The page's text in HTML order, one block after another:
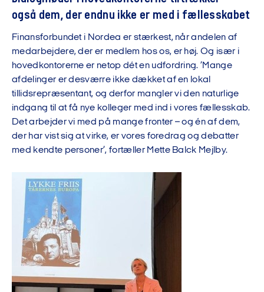
også dem, der endnu ikke er med i fællesskabet
Finansforbundet i Nordea er stærkest, når andelen af
medarbejdere, der er medlem hos os, er høj. Og især i
hovedkontorerne er netop dét en udfordring. ’Mange
afdelinger er desværre ikke dækket af en lokal
tillidsrepræsentant, og derfor mangler vi den naturlige
indgang til at få nye kolleger med ind i vores fællesskab.
Det arbejder vi med på mange fronter – og én af dem,
der har vist sig at virke, er vores foredrag og debatter
med kendte personer’, fortæller Mette Balck Mejlby.